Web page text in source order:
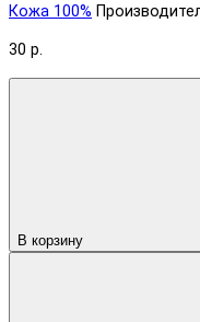
Кожа 100%
30 р.
В корзину